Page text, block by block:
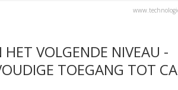
VOLGENDE NIVEAU -
TOEGANG TOT